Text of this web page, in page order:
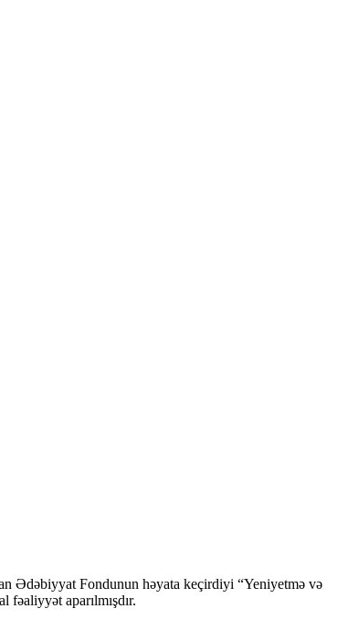
Ədəbiyyat Fondunun həyata keçirdiyi “Yeniyetmə və
aparılmışdır.